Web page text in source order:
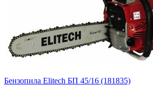
Бензопила Elitech БП 45/16 (181835)